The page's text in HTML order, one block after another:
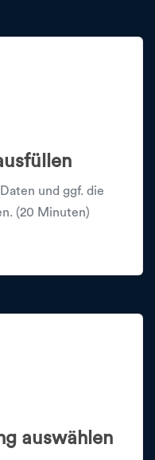
und ggf. die
(20 Minuten)
auswählen